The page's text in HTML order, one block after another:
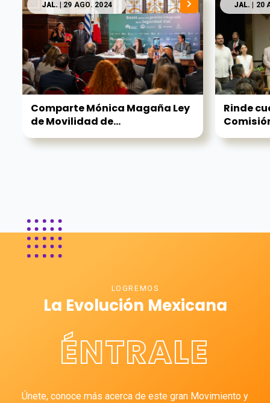
JAL. | 29 AGO. 2024
Comparte Mónica Magaña Ley
de Movilidad de...
JAL. | 20
Rinde
LOGREMOS
La Evolución Mexicana
ÉNTRALE
Únete, conoce más acerca de este gran Movimiento y